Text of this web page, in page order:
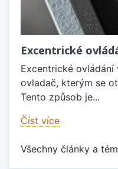
Excentrické
Excentrické
ovladač, kterým se
Tento způsob je...
Číst více
Všechny články a